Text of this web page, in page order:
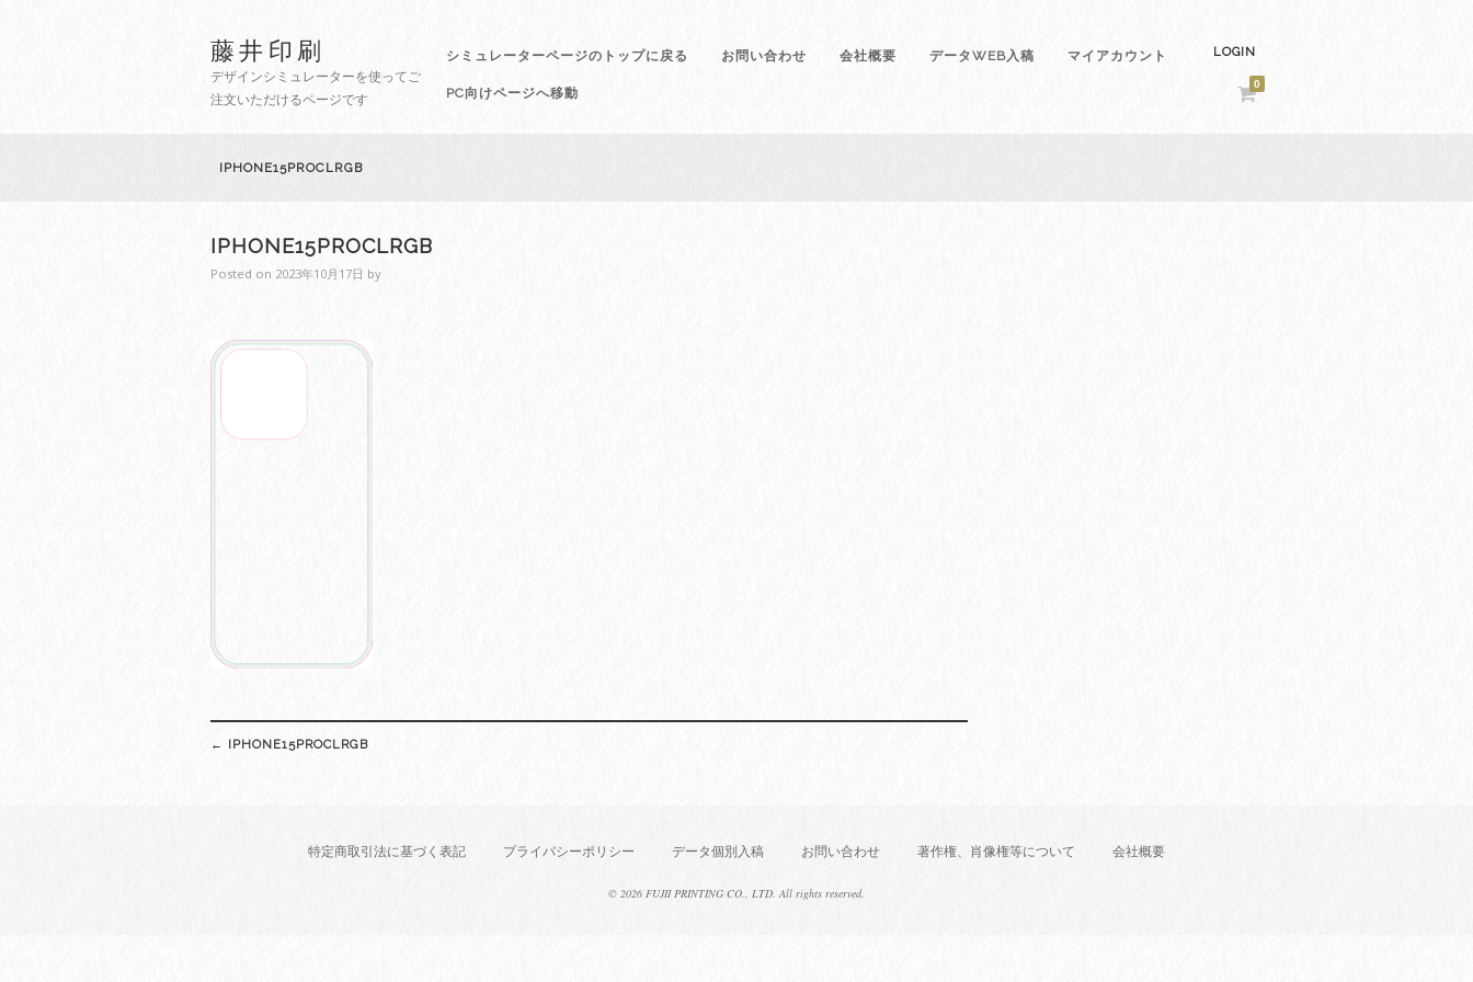
藤井印刷
デザインシミュレーターを使ってご
注文いただけるページです
シミュレーターページのトップに戻る お問い合わせ 会社概要 データWEB入稿 マイアカウント
PC向けページへ移動
LOGIN
0
IPHONE15PROCLRGB
IPHONE15PROCLRGB
Posted on 2023年10月17日 by
navigation
← IPHONE15PROCLRGB
特定商取引法に基づく表記 プライバシーポリシー データ個別入稿 お問い合わせ 著作権、肖像権等について 会社概要
© 2026 FUJII PRINTING CO., LTD. All rights reserved.